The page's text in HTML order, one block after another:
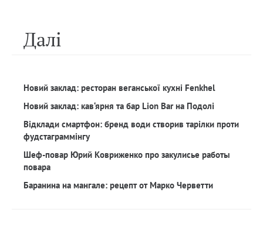
Далi
Новий заклад: ресторан веганської кухні Fenkhel
Новий заклад: кав‘ярня та бар Lion Bar на Подолі
Відклади смартфон: бренд води створив тарілки проти
фудстаграммінгу
Шеф-повар Юрий Ковриженко про закулисье работы
повара
Баранина на мангале: рецепт от Марко Черветти